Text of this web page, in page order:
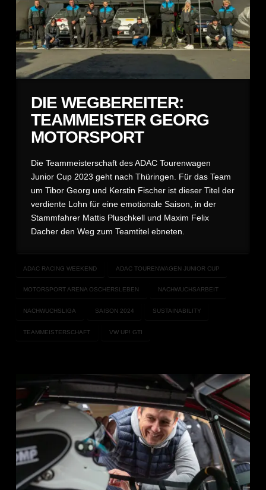
DIE WEGBEREITER:
TEAMMEISTER GEORG
MOTORSPORT
Die Teammeisterschaft des ADAC Tourenwagen
Junior Cup 2023 geht nach Thüringen. Für das Team
um Tibor Georg und Kerstin Fischer ist dieser Titel der
verdiente Lohn für eine emotionale Saison, in der
Stammfahrer Mattis Pluschkell und Maxim Felix
Dacher den Weg zum Teamtitel ebneten.
ADAC RACING WEEKEND ADAC TOURENWAGEN JUNIOR CUP
MOTORSPORT ARENA OSCHERSLEBEN NACHWUCHSARBEIT
NACHWUCHSLIGA SAISON 2024 SUSTAINABILITY
TEAMMEISTERSCHAFT VW UP! GTI